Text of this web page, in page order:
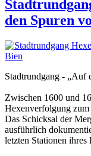
den Spuren
Stadtrundgang - „Auf
Zwischen 1600 und
Hexenverfolgung
Das Schicksal der
ausführlich
letzten Stationen ihres